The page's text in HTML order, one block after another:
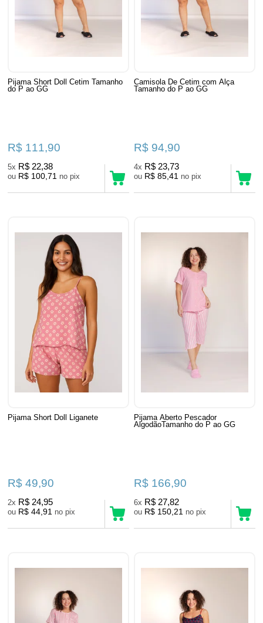
Pijama Short Doll Cetim Tamanho
do P ao GG
R$ 111,90
5x R$ 22,38
ou R$ 100,71 no pix
Camisola De Cetim com Alça
Tamanho do P ao GG
R$ 94,90
4x R$ 23,73
ou R$ 85,41 no pix
Pijama Short Doll Liganete
R$ 49,90
2x R$ 24,95
ou R$ 44,91 no pix
Pijama Aberto Pescador
AlgodãoTamanho do P ao GG
R$ 166,90
6x R$ 27,82
ou R$ 150,21 no pix